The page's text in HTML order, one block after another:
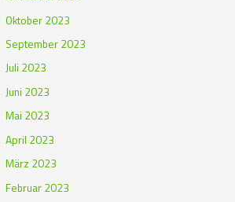
Oktober 2023
September 2023
Juli 2023
Juni 2023
Mai 2023
April 2023
März 2023
Februar 2023